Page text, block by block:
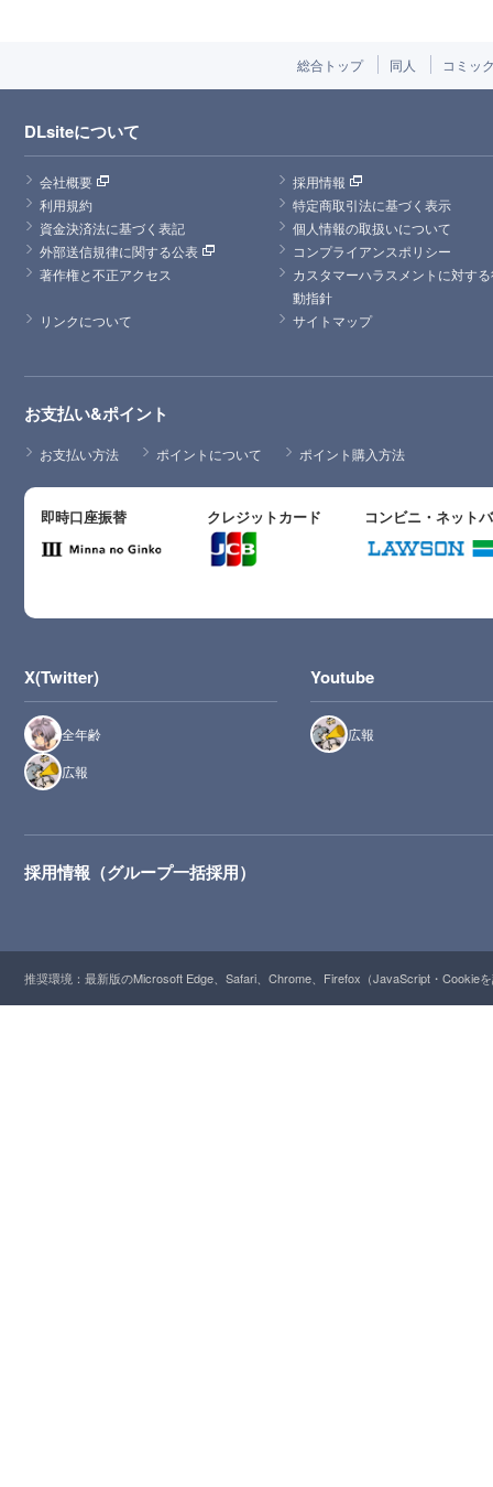
総合トップ 同人 コミッ
DLsiteについて
会社概要
採用情報
利用規約
特定商取引法に基づく表示
資金決済法に基づく表記
個人情報の取扱いについて
外部送信規律に関する公表
コンプライアンスポリシー
著作権と不正アクセス
カスタマーハラスメントに対す
動指針
リンクについて
サイトマップ
お支払い&ポイント
お支払い方法 ポイントについて ポイント購入方法
即時口座振替 クレジットカード コンビニ・ネット
X(Twitter)
全年齢
広報
Youtube
広報
採用情報（グループ一括採用）
推奨環境：最新版のMicrosoft Edge、Safari、Chrome、Firefox（JavaScript・Cookie